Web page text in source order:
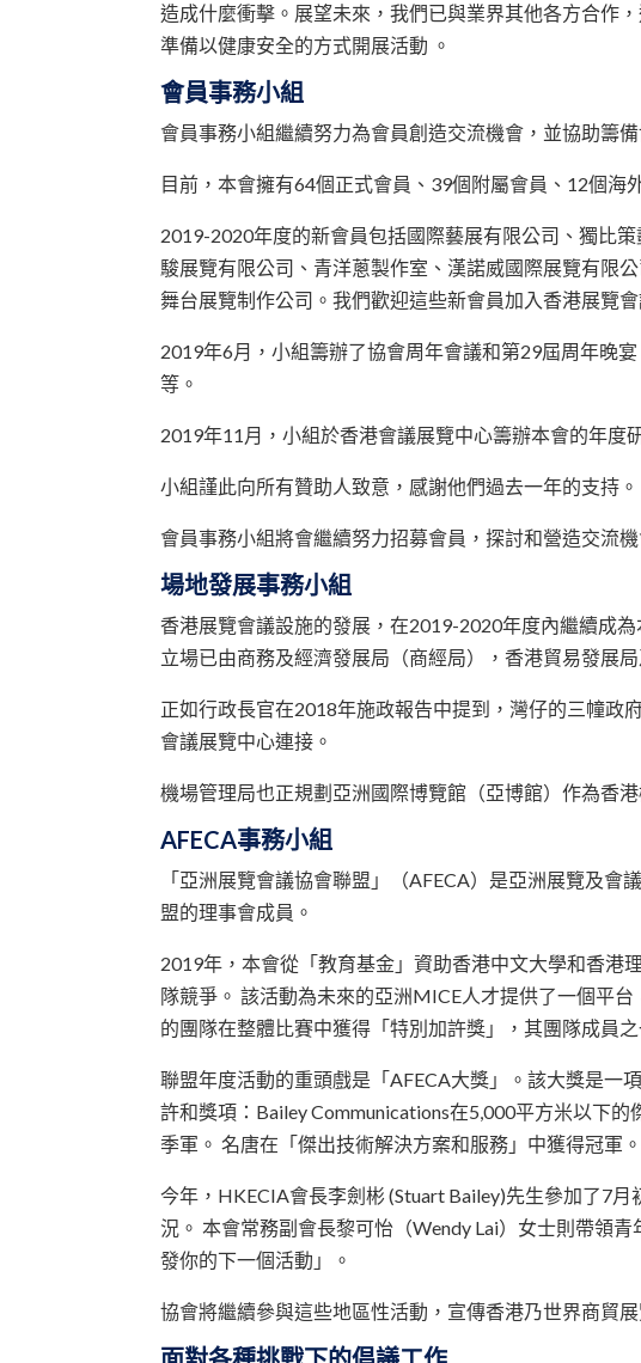
造成什麼衝擊。展望未來，我們已與業界其他各方合作
準備以健康安全的方式開展活動 。
會員事務小組
會員事務小組繼續努力為會員創造交流機會，並協助籌
目前，本會擁有64個正式會員、39個附屬會員、12個海
2019-2020年度的新會員包括國際藝展有限公司、獨比
駿展覽有限公司、青洋蔥製作室、漢諾威國際展覽有限
舞台展覽制作公司。我們歡迎這些新會員加入香港展覽
2019年6月，小組籌辦了協會周年會議和第29屆周年晚
等。
2019年11月，小組於香港會議展覽中心籌辦本會的年度
小組謹此向所有贊助人致意，感謝他們過去一年的支持。
會員事務小組將會繼續努力招募會員，探討和營造交流
場地發展事務小組
香港展覽會議設施的發展，在2019-2020年度內繼續成
立場已由商務及經濟發展局（商經局），香港貿易發展
正如行政長官在2018年施政報告中提到，灣仔的三幢政
會議展覽中心連接。
機場管理局也正規劃亞洲國際博覽館（亞博館）作為香
AFECA事務小組
「亞洲展覽會議協會聯盟」（AFECA）是亞洲展覽及
盟的理事會成員。
2019年，本會從「教育基金」資助香港中文大學和香港
隊競爭。 該活動為未來的亞洲MICE人才提供了一個平
的團隊在整體比賽中獲得「特別加許獎」，其團隊成員
聯盟年度活動的重頭戲是「AFECA大獎」。該大獎是一
許和獎項：Bailey Communications在5,000平方米以下
季軍。 名唐在「傑出技術解決方案和服務」中獲得冠軍。
今年，HKECIA會長李劍彬 (Stuart Bailey)先生參加了7
況。 本會常務副會長黎可怡（Wendy Lai）女士則帶領
發你的下一個活動」。
協會將繼續參與這些地區性活動，宣傳香港乃世界商貿